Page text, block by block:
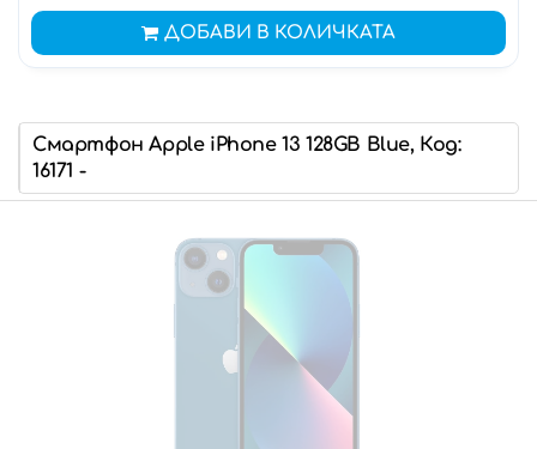
ДОБАВИ В КОЛИЧКАТА
Смартфон Apple iPhone 13 128GB Blue, Код:
16171 -